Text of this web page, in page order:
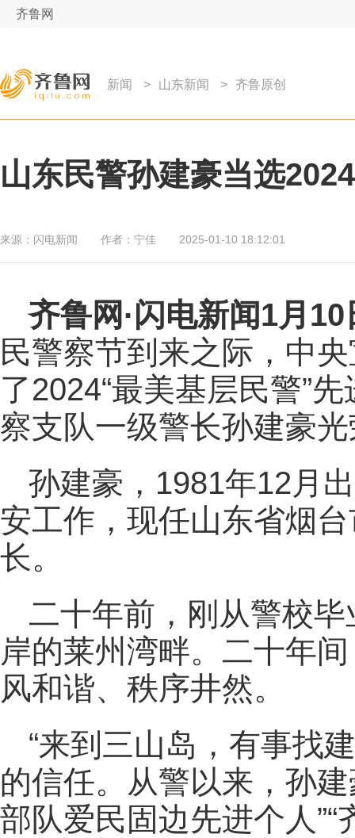
齐鲁网
新闻 > 山东新闻 > 齐鲁原创
山东民警孙建豪当选
来源： 闪电新闻 作者： 宁佳 2025-01-10 18:12:01
齐鲁网 ·闪电新闻1月10
民警察节到来之际，中
了2024“最美基层民警”
察支队一级警长孙建豪
孙建豪，1981年12月
安工作，现任山东省烟
长。
二十年前，刚从警校
岸的莱州湾畔。二十年
风和谐、秩序井然。
“来到三山岛，有事找
的信任。从警以来，孙
部队爱民固边先进个人”“